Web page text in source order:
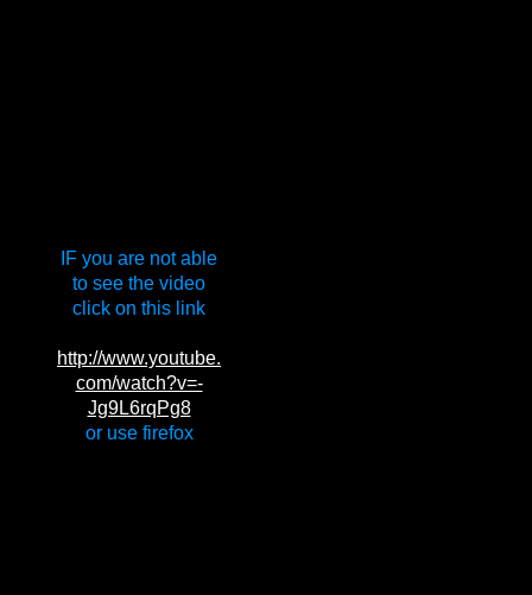
IF you are not able
to see the video
click on this link
http://www.youtube.
com/watch?v=-
Jg9L6rqPg8
or use firefox